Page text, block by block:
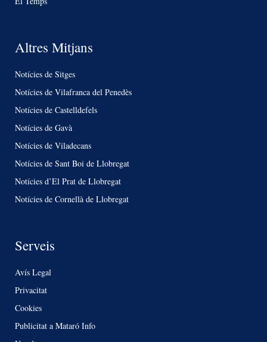
Altres Mitjans
Notícies de Sitges
Notícies de Vilafranca del Penedès
Notícies de Castelldefels
Notícies de Gavà
Notícies de Viladecans
Notícies de Sant Boi de Llobregat
Notícies d’El Prat de Llobregat
Notícies de Cornellà de Llobregat
Serveis
Avís Legal
Privacitat
Cookies
Publicitat a Mataró Info